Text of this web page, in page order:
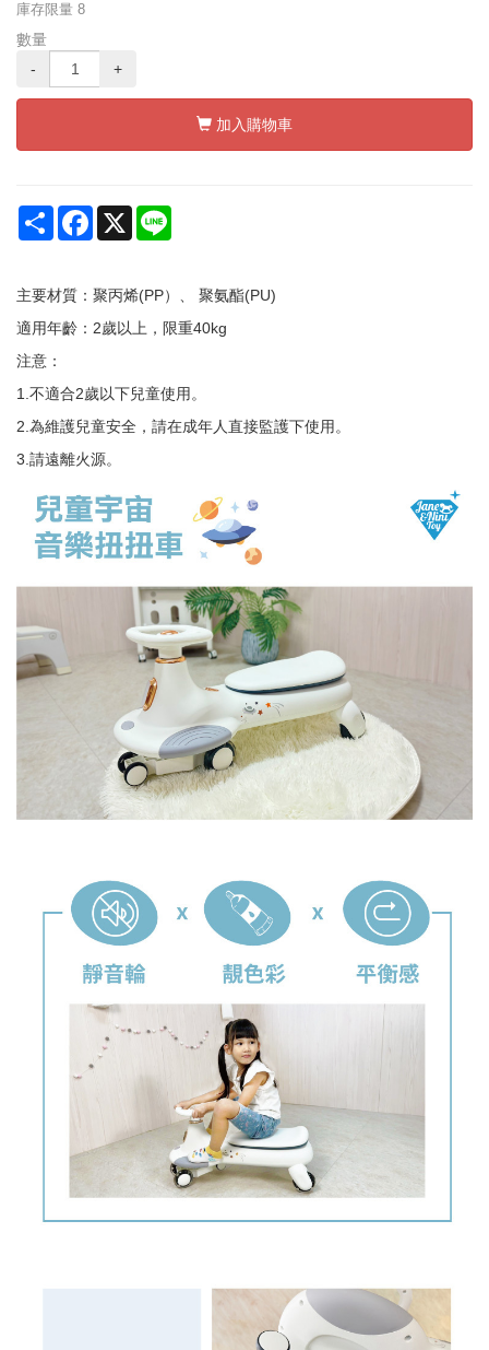
庫存限量 8
數量
-
+
加入購物車
Share Facebook
X
主要材質：聚丙烯(PP）、 聚氨酯(PU)
適用年齡：2歲以上，限重40kg
注意：
1.不適合2歲以下兒童使用。
2.為維護兒童安全，請在成年人直接監護下使用。
3.請遠離火源。